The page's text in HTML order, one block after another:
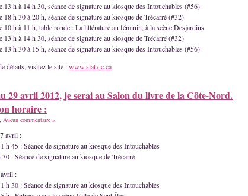
13 h à 14 h 30, séance de signature au kiosque des Intouchables (#56)
18 h 30 à 20 h, séance de signature au kiosque de Trécarré (#32)
10 h à 11 h, table ronde : La littérature au féminin, à la scène Desjardins
13 h à 14 h 30, séance de signature au kiosque de Trécarré (#32)
13 h 30 à 15 h, séance de signature au kiosque des Intouchables (#56)
détails, visitez le site :www.slat.qc.ca
29 avril 2012, je serai au Salon du livre de la Côte-Nord.
horaire :
Aucun commentaire »
avril :
h 45 : Séance de signature au kiosque des Intouchables
30 : Séance de signature au kiosque de Trécarré
:
h 30 : Séance de signature au kiosque des Intouchables